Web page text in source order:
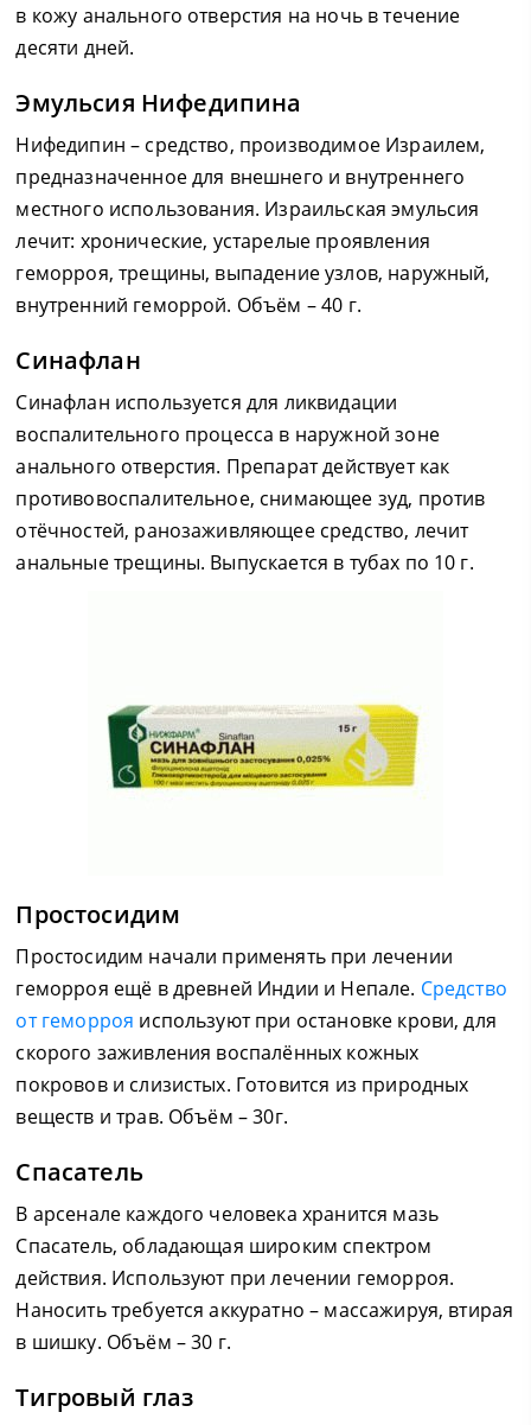
в кожу анального отверстия на ночь в течение
десяти дней.
Эмульсия Нифедипина
Нифедипин – средство, производимое Израилем,
предназначенное для внешнего и внутреннего
местного использования. Израильская эмульсия
лечит: хронические, устарелые проявления
геморроя, трещины, выпадение узлов, наружный,
внутренний геморрой. Объём – 40 г.
Синафлан
Синафлан используется для ликвидации
воспалительного процесса в наружной зоне
анального отверстия. Препарат действует как
противовоспалительное, снимающее зуд, против
отёчностей, ранозаживляющее средство, лечит
анальные трещины. Выпускается в тубах по 10 г.
Простосидим
Простосидим начали применять при лечении
геморроя ещё в древней Индии и Непале. Средство
от геморроя используют при остановке крови, для
скорого заживления воспалённых кожных
покровов и слизистых. Готовится из природных
веществ и трав. Объём – 30г.
Спасатель
В арсенале каждого человека хранится мазь
Спасатель, обладающая широким спектром
действия. Используют при лечении геморроя.
Наносить требуется аккуратно – массажируя, втирая
в шишку. Объём – 30 г.
Тигровый глаз